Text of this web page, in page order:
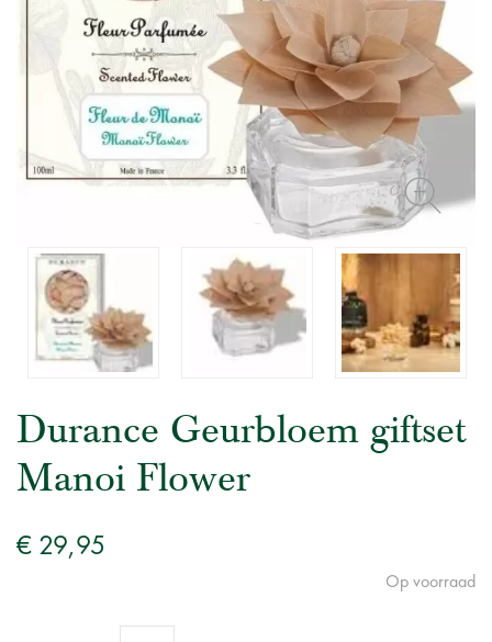
Durance Geurbloem giftset
Manoi Flower
€ 29,95
Op voorraad